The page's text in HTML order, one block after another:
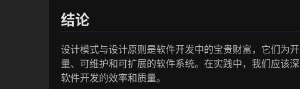
结论
设计模式与设计原则是软件开发中的宝贵财富，它们为
量、可维护和可扩展的软件系统。在实践中，我们应该
软件开发的效率和质量。